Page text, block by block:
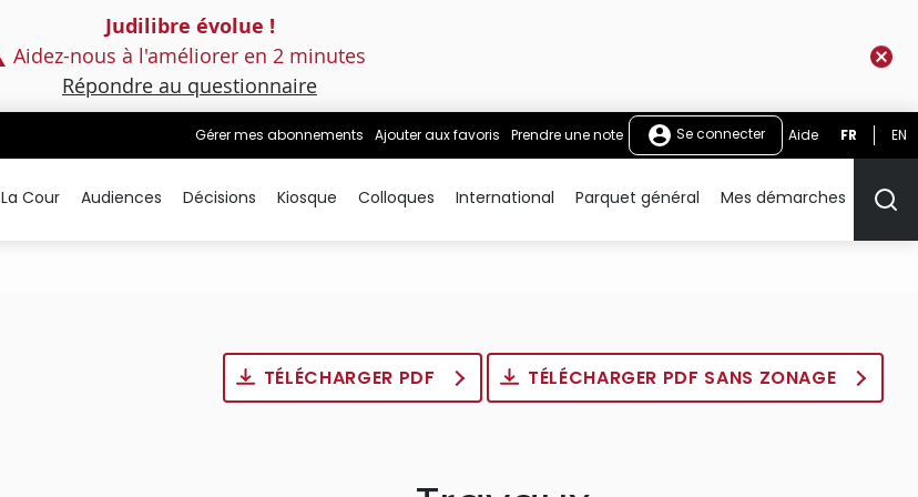
Judilibre évolue !
Aidez-nous à l'améliorer en 2 minutes
Répondre au questionnaire
Gérer mes abonnements Ajouter aux favoris Prendre une note Se connecter Aide FR EN
La Cour Audiences Décisions Kiosque Colloques International Parquet général Mes démarches
TÉLÉCHARGER PDF TÉLÉCHARGER PDF SANS ZONAGE